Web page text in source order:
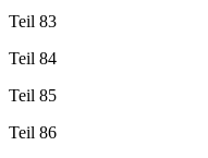
Teil 83
Teil 84
Teil 85
Teil 86